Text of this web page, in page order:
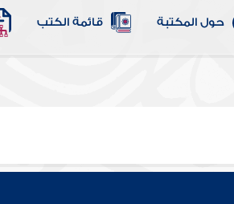
حول المكتبة قائمة الكتب